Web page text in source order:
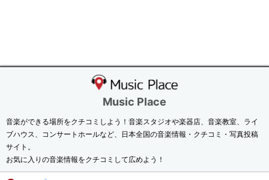
Music Place
音楽ができる場所をクチコミしよう！音楽スタジオや楽器店、音楽教室、ライ
ブハウス、コンサートホールなど、日本全国の音楽情報・クチコミ・写真投稿
サイト。
お気に入りの音楽情報をクチコミして広めよう！